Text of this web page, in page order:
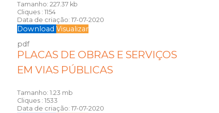
Tamanho: 227.37 kb
Cliques : 1154
Data de criação: 17-07-2020
Download Visualizar
pdf
PLACAS DE OBRAS E SERVIÇOS
EM VIAS PÚBLICAS
Tamanho: 1.23 mb
Cliques : 1533
Data de criação: 17-07-2020